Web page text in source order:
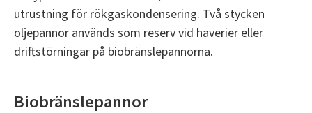
utrustning för rökgaskondensering. Två stycken
oljepannor används som reserv vid haverier eller
driftstörningar på biobränslepannorna.
Biobränslepannor